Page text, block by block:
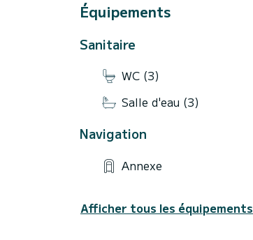
Équipements
Sanitaire
WC (3)
Salle d'eau (3)
Navigation
Annexe
Afficher tous les équipements